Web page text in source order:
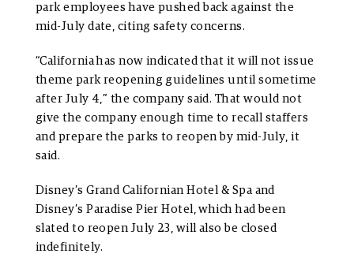
park employees have pushed back against the
mid-July date, citing safety concerns.
“California has now indicated that it will not issue
theme park reopening guidelines until sometime
after July 4,” the company said. That would not
give the company enough time to recall staffers
and prepare the parks to reopen by mid-July, it
said.
Disney’s Grand Californian Hotel & Spa and
Disney’s Paradise Pier Hotel, which had been
slated to reopen July 23, will also be closed
indefinitely.